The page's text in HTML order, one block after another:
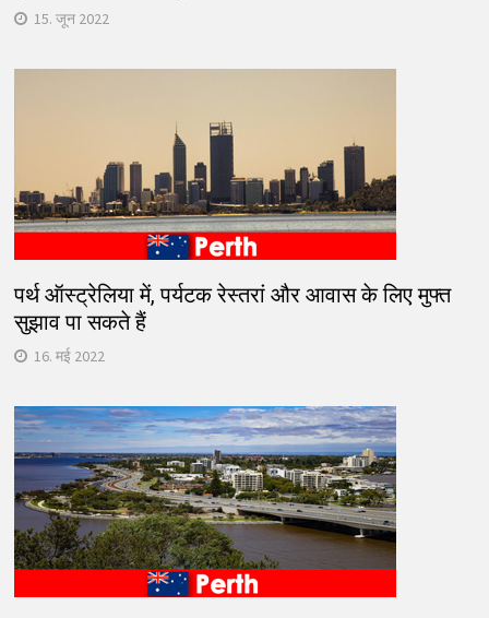
15. जून 2022
पर्थ ऑस्ट्रेलिया में, पर्यटक रेस्तरां और आवास के लिए मुफ्त
सुझाव पा सकते हैं
16. मई 2022